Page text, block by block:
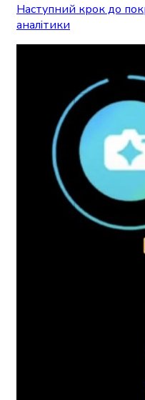
Наступний крок до
аналітики